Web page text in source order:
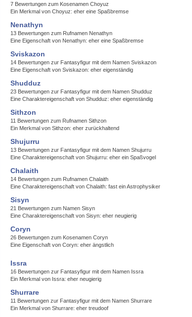
7 Bewertungen zum Kosenamen Choyuz
Ein Merkmal von Choyuz: eher eine Spaßbremse
Nenathyn
13 Bewertungen zum Rufnamen Nenathyn
Eine Eigenschaft von Nenathyn: eher eine Spaßbremse
Sviskazon
14 Bewertungen zur Fantasyfigur mit dem Namen Sviskazon
Eine Eigenschaft von Sviskazon: eher eigenständig
Shudduz
23 Bewertungen zur Fantasyfigur mit dem Namen Shudduz
Eine Charaktereigenschaft von Shudduz: eher eigenständig
Sithzon
11 Bewertungen zum Rufnamen Sithzon
Ein Merkmal von Sithzon: eher zurückhaltend
Shujurru
13 Bewertungen zur Fantasyfigur mit dem Namen Shujurru
Eine Charaktereigenschaft von Shujurru: eher ein Spaßvogel
Chalaith
14 Bewertungen zum Rufnamen Chalaith
Eine Charaktereigenschaft von Chalaith: fast ein Astrophysiker
Sisyn
21 Bewertungen zum Namen Sisyn
Eine Charaktereigenschaft von Sisyn: eher neugierig
Coryn
26 Bewertungen zum Kosenamen Coryn
Eine Eigenschaft von Coryn: eher ängstlich
Issra
16 Bewertungen zur Fantasyfigur mit dem Namen Issra
Ein Merkmal von Issra: eher neugierig
Shurrare
11 Bewertungen zur Fantasyfigur mit dem Namen Shurrare
Ein Merkmal von Shurrare: eher treudoof